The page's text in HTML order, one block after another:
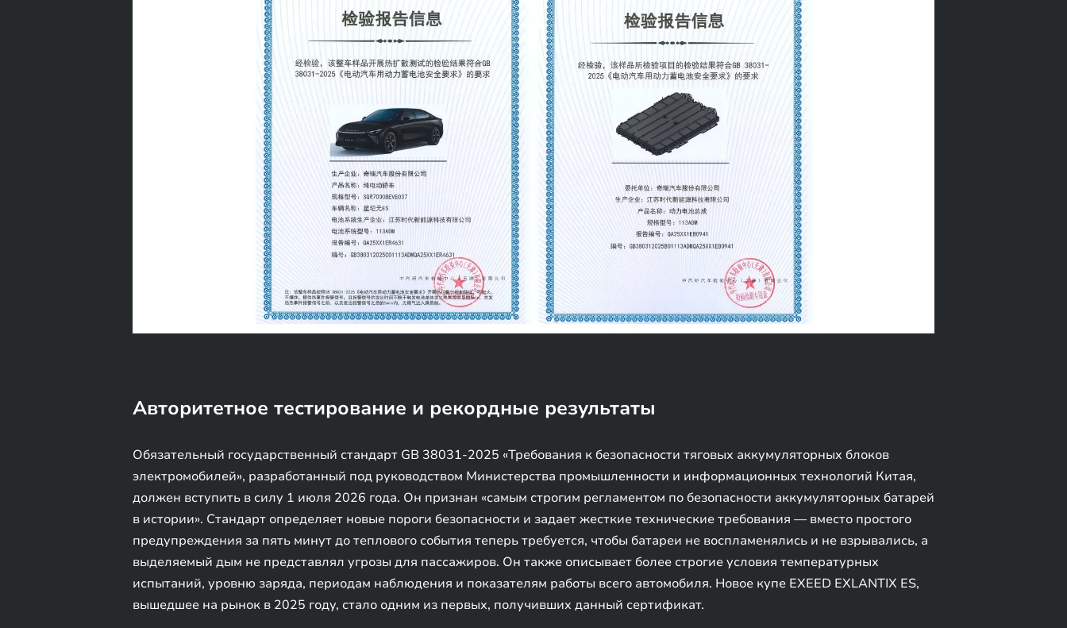
Авторитетное тестирование и рекордные результаты
Обязательный государственный стандарт GB 38031-2025 «Требования к безопасности тяговых аккумуляторных блоков
электромобилей», разработанный под руководством Министерства промышленности и информационных технологий Китая,
должен вступить в силу 1 июля 2026 года. Он признан «самым строгим регламентом по безопасности аккумуляторных батарей
в истории». Стандарт определяет новые пороги безопасности и задает жесткие технические требования — вместо простого
предупреждения за пять минут до теплового события теперь требуется, чтобы батареи не воспламенялись и не взрывались, а
выделяемый дым не представлял угрозы для пассажиров. Он также описывает более строгие условия температурных
испытаний, уровню заряда, периодам наблюдения и показателям работы всего автомобиля. Новое купе EXEED EXLANTIX ES,
вышедшее на рынок в 2025 году, стало одним из первых, получивших данный сертификат.